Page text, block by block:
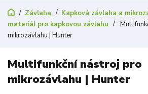
Závlaha Kapková závlaha a
materiál pro kapkovou závlahu
mikrozávlahu | Hunter
Multifunkční nástroj pro
mikrozávlahu | Hunter